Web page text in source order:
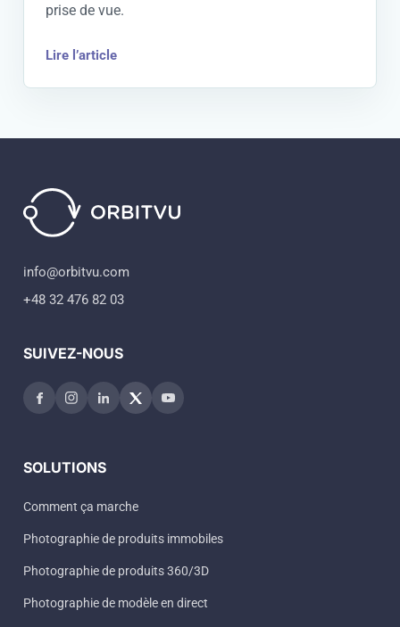
prise de vue.
Lire l’article
info@orbitvu.com
+48 32 476 82 03
SUIVEZ-NOUS
SOLUTIONS
Comment ça marche
Photographie de produits immobiles
Photographie de produits 360/3D
Photographie de modèle en direct